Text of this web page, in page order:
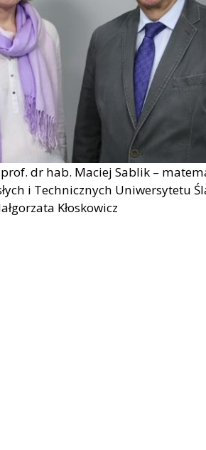
dr hab. Maciej Sablik –
i Technicznych Uniwersytetu
Kłoskowicz